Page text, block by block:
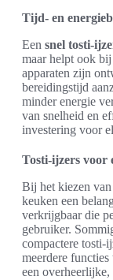
Tijd- en
Een snel tosti-
maar helpt ook
apparaten zijn
bereidingstijd
minder energie
van snelheid en
investering voor
Tosti-ijzers voor
Bij het kiezen van
keuken een
verkrijgbaar die
gebruiker.
compactere tosti-
meerdere
een overheerlijke,